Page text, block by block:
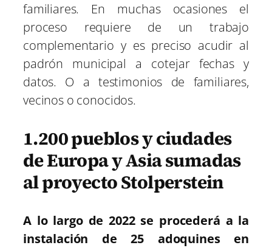
familiares. En muchas ocasiones el
proceso requiere de un trabajo
complementario y es preciso acudir al
padrón municipal a cotejar fechas y
datos. O a testimonios de familiares,
vecinos o conocidos.
1.200 pueblos y ciudades
de Europa y Asia sumadas
al proyecto Stolperstein
A lo largo de 2022 se procederá a la
instalación de 25 adoquines en